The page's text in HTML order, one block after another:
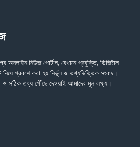
অনলাইন নিউজ পোর্টাল, যেখানে প্রযুক্তি, ডিজিটাল
প্রকাশ করা হয় নির্ভুল ও তথ্যভিত্তিক সংবাদ।
ও সঠিক তথ্য পৌঁছে দেওয়াই আমাদের মূল লক্ষ্য।